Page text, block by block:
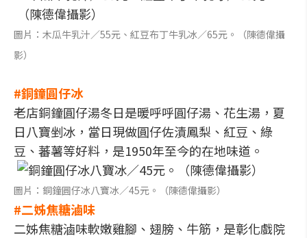
圖片：木瓜牛乳汁／55元、紅豆布丁牛乳冰／65元。（陳德偉攝
影）
#銅鐘圓仔冰
老店銅鐘圓仔湯冬日是暖呼呼圓仔湯、花生湯，夏
日八寶剉冰，當日現做圓仔佐漬鳳梨、紅豆、綠
豆、蕃薯等好料，是1950年至今的在地味道。
圖片：銅鐘圓仔冰八寶冰／45元。（陳德偉攝影）
#二姊焦糖滷味
二姊焦糖滷味軟嫩雞腳、翅膀、牛筋，是彰化戲院